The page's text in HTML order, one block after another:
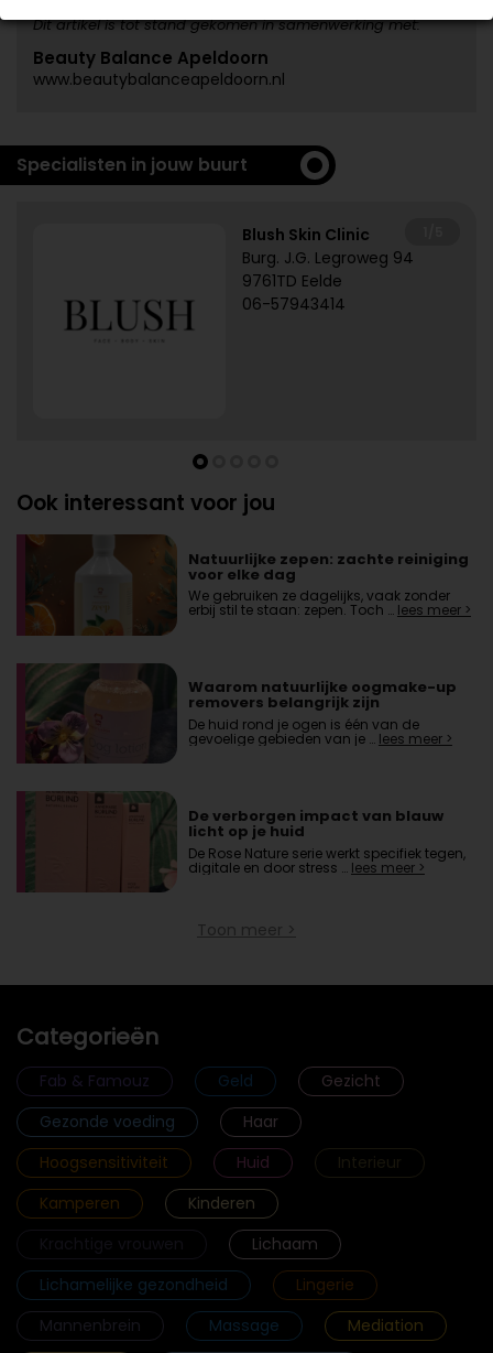
Dit artikel is tot stand gekomen in samenwerking met:
Beauty Balance Apeldoorn
www.beautybalanceapeldoorn.nl
Specialisten in jouw buurt
Blush Skin Clinic
Burg. J.G. Legroweg 94
9761TD Eelde
06-57943414
Ook interessant voor jou
Natuurlijke zepen: zachte reiniging
voor elke dag
We gebruiken ze dagelijks, vaak zonder
erbij stil te staan: zepen. Toch … lees meer >
Waarom natuurlijke oogmake-up
removers belangrijk zijn
De huid rond je ogen is één van de
gevoelige gebieden van je … lees meer >
De verborgen impact van blauw
licht op je huid
De Rose Nature serie werkt specifiek tegen,
digitale en door stress … lees meer >
Toon meer >
Categorieën
Fab & Famouz Geld
Gezicht
Gezonde voeding
Haar
Hoogsensitiviteit
Huid
Interieur
Kamperen
Kinderen
Lichaam
Lichamelijke gezondheid
Lingerie
Mannenbrein
Massage
Mediation